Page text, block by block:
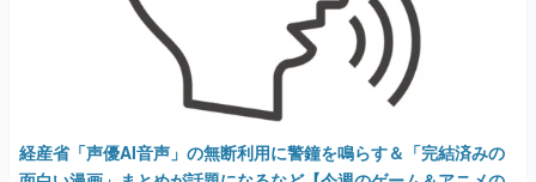
経産省「声優AI音声」の無断利用に警鐘を鳴らす＆「完結済みの